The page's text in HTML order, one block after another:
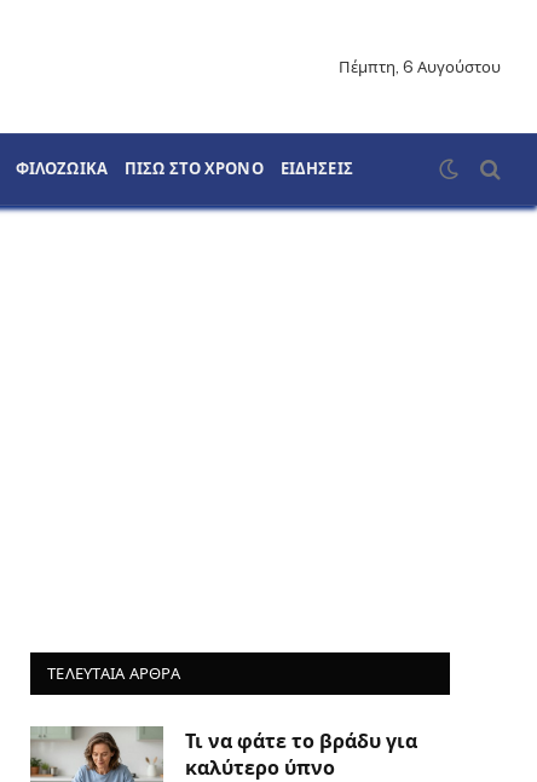
Πέμπτη, 6 Αυγούστου
ΦΙΛΟΖΩΙΚΑ ΠΙΣΩ ΣΤΟ ΧΡΟΝΟ ΕΙΔΗΣΕΙΣ
ΤΕΛΕΥΤΑΙΑ ΑΡΘΡΑ
Τι να φάτε το βράδυ για
καλύτερο ύπνο